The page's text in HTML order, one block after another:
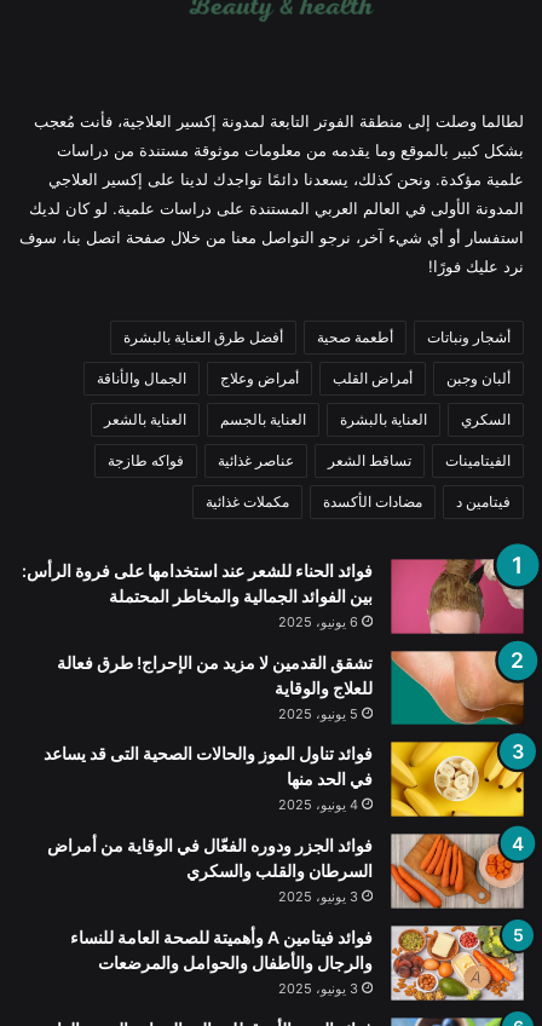
لطالما وصلت إلى منطقة الفوتر التابعة لمدونة إكسير العلاجية، فأنت مُعجب
بشكل كبير بالموقع وما يقدمه من معلومات موثوقة مستندة من دراسات
علمية مؤكدة. ونحن كذلك، يسعدنا دائمًا تواجدك لدينا على إكسير العلاجي
المدونة الأولى في العالم العربي المستندة على دراسات علمية. لو كان لديك
استفسار أو أي شيء آخر، نرجو التواصل معنا من خلال صفحة اتصل بنا، سوف
نرد عليك فورًا!
أشجار ونباتات أطعمة صحية أفضل طرق العناية بالبشرة
ألبان وجبن أمراض القلب أمراض وعلاج الجمال والأناقة
السكري العناية بالبشرة العناية بالجسم العناية بالشعر
الفيتامينات تساقط الشعر عناصر غذائية فواكه طازجة
فيتامين د مضادات الأكسدة مكملات غذائية
فوائد الحناء للشعر عند استخدامها على فروة الرأس:
بين الفوائد الجمالية والمخاطر المحتملة
6 يونيو، 2025
تشقق القدمين لا مزيد من الإحراج! طرق فعالة
للعلاج والوقاية
5 يونيو، 2025
فوائد تناول الموز والحالات الصحية التى قد يساعد
في الحد منها
4 يونيو، 2025
فوائد الجزر ودوره الفعّال في الوقاية من أمراض
السرطان والقلب والسكري
3 يونيو، 2025
فوائد فيتامين A وأهميتة للصحة العامة للنساء
والرجال والأطفال والحوامل والمرضعات
3 يونيو، 2025